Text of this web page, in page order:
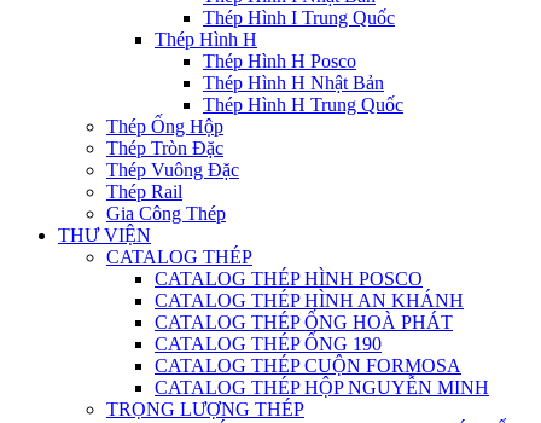
Thép Hình I Trung Quốc
Thép Hình H
Thép Hình H Posco
Thép Hình H Nhật Bản
Thép Hình H Trung Quốc
Thép Ống Hộp
Thép Tròn Đặc
Thép Vuông Đặc
Thép Rail
Gia Công Thép
THƯ VIỆN
CATALOG THÉP
CATALOG THÉP HÌNH POSCO
CATALOG THÉP HÌNH AN KHÁNH
CATALOG THÉP ỐNG HOÀ PHÁT
CATALOG THÉP ỐNG 190
CATALOG THÉP CUỘN FORMOSA
CATALOG THÉP HỘP NGUYỄN MINH
TRỌNG LƯỢNG THÉP